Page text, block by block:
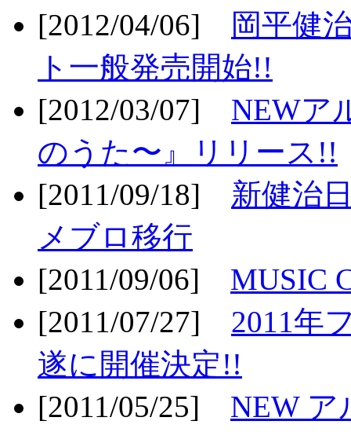
[2012/04/06]
岡平健
ト一般発売開始!!
[2012/03/07] NEWア
のうた〜』リリース!!
[2011/09/18] 新健治
メブロ移行
[2011/09/06] MUSIC
[2011/07/27] 2011年
遂に開催決定!!
[2011/05/25] NEW